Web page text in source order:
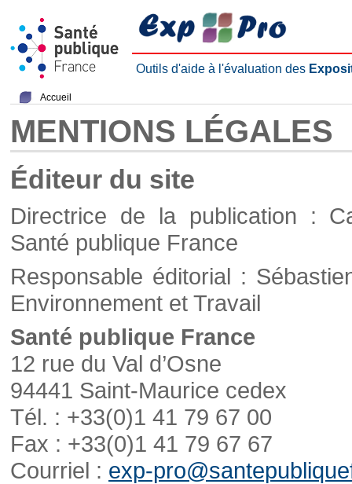
Outils d'aide à l'évaluation des
Accueil
MENTIONS LÉGALES
Éditeur du site
Directrice de la publication :
Santé publique France
Responsable éditorial :
Environnement et Travail
Santé publique France
12 rue du Val d’Osne
94441 Saint-Maurice cedex
Tél. : +33(0)1 41 79 67 00
Fax : +33(0)1 41 79 67 67
Courriel : exp-